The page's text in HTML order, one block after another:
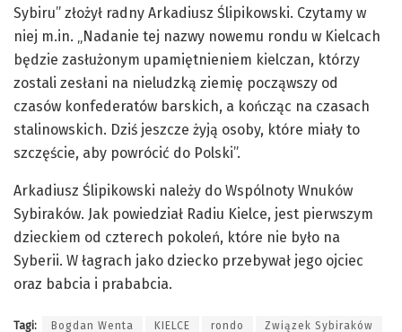
Sybiru” złożył radny Arkadiusz Ślipikowski. Czytamy w
niej m.in. „Nadanie tej nazwy nowemu rondu w Kielcach
będzie zasłużonym upamiętnieniem kielczan, którzy
zostali zesłani na nieludzką ziemię począwszy od
czasów konfederatów barskich, a kończąc na czasach
stalinowskich. Dziś jeszcze żyją osoby, które miały to
szczęście, aby powrócić do Polski”.
Arkadiusz Ślipikowski należy do Wspólnoty Wnuków
Sybiraków. Jak powiedział Radiu Kielce, jest pierwszym
dzieckiem od czterech pokoleń, które nie było na
Syberii. W łagrach jako dziecko przebywał jego ojciec
oraz babcia i prababcia.
Tagi: Bogdan Wenta KIELCE rondo Związek Sybiraków